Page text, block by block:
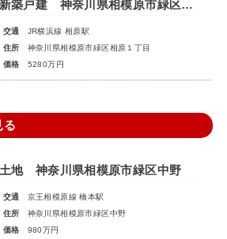
新築戸建 神奈川県相模原市緑区相原１丁目
交通
JR横浜線 相原駅
住所
神奈川県相模原市緑区相原１丁目
価格
5280万円
る
土地 神奈川県相模原市緑区中野
交通
京王相模原線 橋本駅
住所
神奈川県相模原市緑区中野
価格
980万円